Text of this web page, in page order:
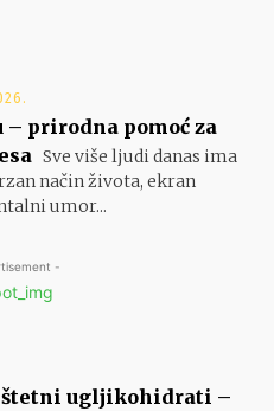
– prirodna pomoć za
Sve više ljudi danas ima
način života, ekran
umor...
-
ugljikohidrati –